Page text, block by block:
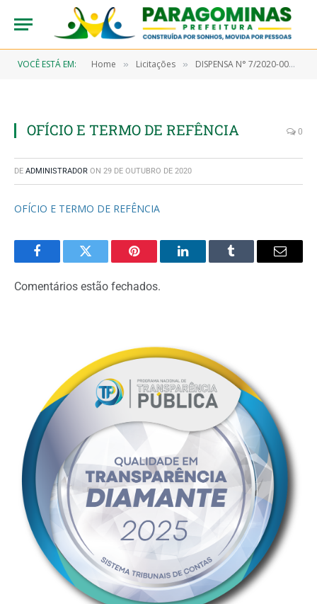
VOCÊ ESTÁ EM: Home » Licitações » DISPENSA N° 7/2020-00060 (aquisição de teste rápido para utilização na triagem dos profissionais de saúde e pacientes que apresentarem sintomas com quadro clínico sugestivo ao COVID-19 e população em geral)
OFÍCIO E TERMO DE REFÊNCIA 0
DE ADMINISTRADOR ON 29 DE OUTUBRO DE 2020
OFÍCIO E TERMO DE REFÊNCIA
FacebookTwitter Pinterest LinkedInTumblr Email
Comentários estão fechados.